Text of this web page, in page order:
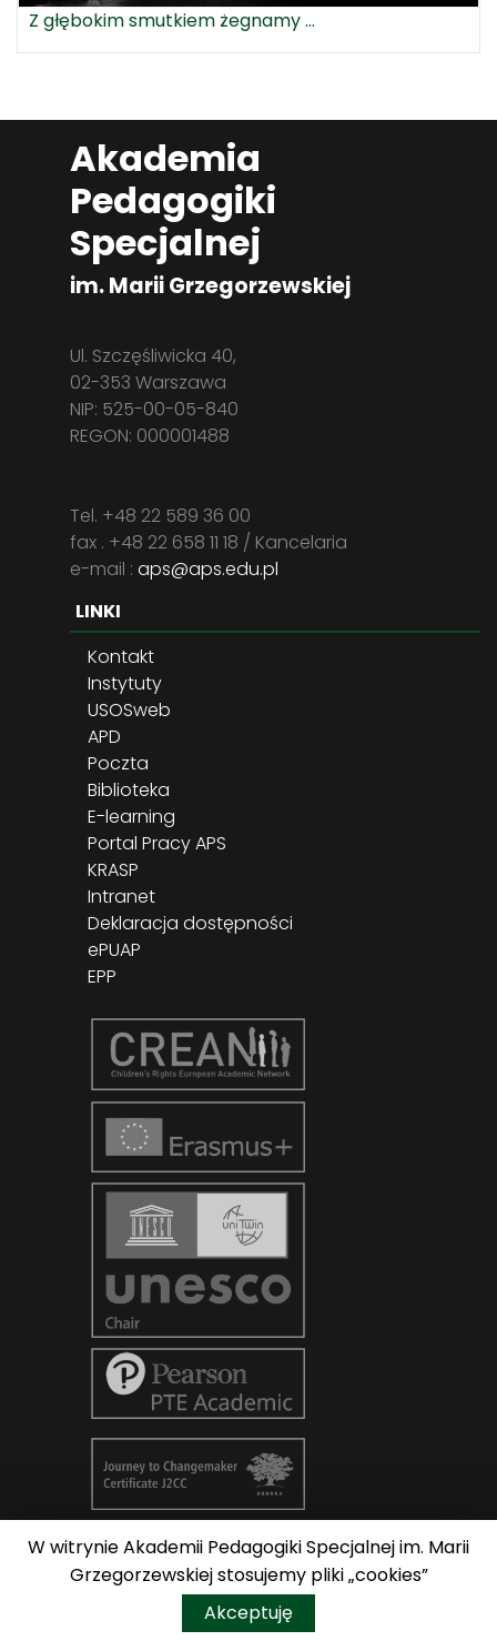
Z głębokim smutkiem żegnamy ...
Akademia
Pedagogiki
Specjalnej
im. Marii Grzegorzewskiej
Ul. Szczęśliwicka 40,
02-353 Warszawa
NIP: 525-00-05-840
REGON: 000001488
Tel. +48 22 589 36 00
fax . +48 22 658 11 18 / Kancelaria
e-mail : aps@aps.edu.pl
LINKI
Kontakt
Instytuty
USOSweb
APD
Poczta
Biblioteka
E-learning
Portal Pracy APS
KRASP
Intranet
Deklaracja dostępności
ePUAP
EPP
© Copyright 2026AKADEMIA
PEDAGOGIKI SPECJALNEJ im. Marii
Grzegorzewskiej
W witrynie Akademii Pedagogiki Specjalnej im. Marii
Grzegorzewskiej stosujemy pliki „cookies”
Akceptuję